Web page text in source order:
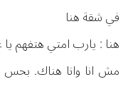
في شقة هنا
هنا : يارب امتي هتفهم
مش انا وانا هناك. بحس